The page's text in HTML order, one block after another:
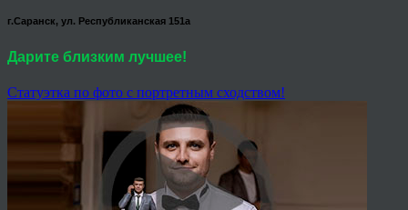
г.Саранск, ул. Республиканская 151а
Дарите близким лучшее!
Статуэтка по фото с портретным сходством!